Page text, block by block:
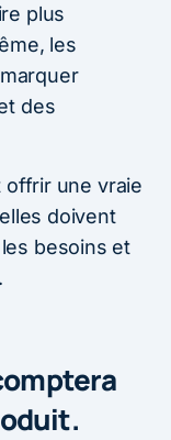
plus
les
des
offrir une vraie
doivent
besoins et